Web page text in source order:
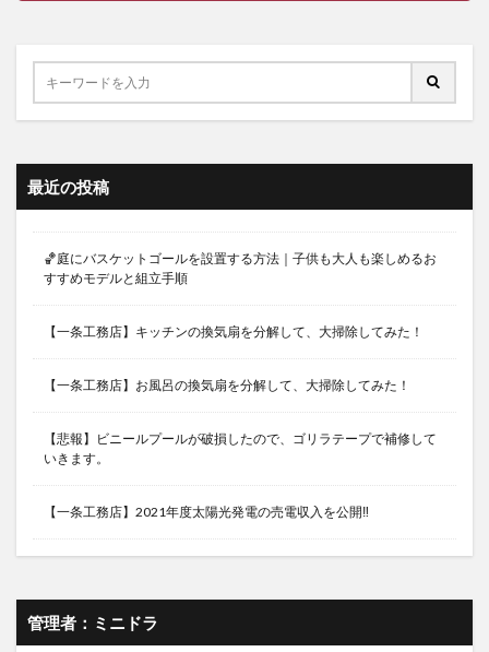
最近の投稿
🏀庭にバスケットゴールを設置する方法｜子供も大人も楽しめるお
すすめモデルと組立手順
【一条工務店】キッチンの換気扇を分解して、大掃除してみた！
【一条工務店】お風呂の換気扇を分解して、大掃除してみた！
【悲報】ビニールプールが破損したので、ゴリラテープで補修して
いきます。
【一条工務店】2021年度太陽光発電の売電収入を公開‼
管理者：ミニドラ